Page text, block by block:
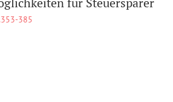
385